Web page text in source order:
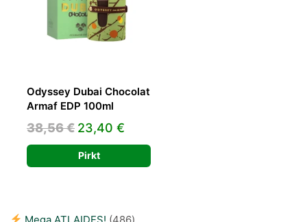
Odyssey Dubai Chocolat
Armaf EDP 100ml
38,56€ Original
price
was:
23,40 €
price
is:
Pirkt
486